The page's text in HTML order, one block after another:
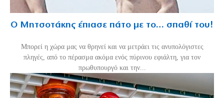
Ο Μητσοτάκης έπιασε πάτο με το… σπαθί του!
Mπορεί η χώρα μας να θρηνεί και να μετράει τις ανυπολόγιστες
πληγές, από το πέρασμα ακόμα ενός πύρινου εφιάλτη, για τον
πρωθυπουργό και την...